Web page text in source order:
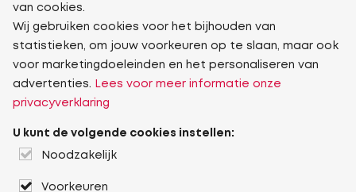
van cookies.
Wij gebruiken cookies voor het bijhouden van
statistieken, om jouw voorkeuren op te slaan, maar ook
voor marketingdoeleinden en het personaliseren van
advertenties.
Lees voor meer informatie onze
privacyverklaring
U kunt de volgende cookies instellen:
Noodzakelijk
Voorkeuren